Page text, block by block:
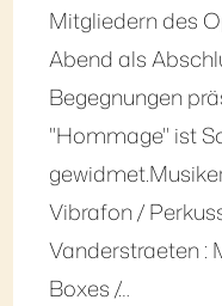
Mitgliedern des
Abend als
Begegnungen
"Hommage" ist
Vibrafon /
Vanderstraeten :
Boxes /…